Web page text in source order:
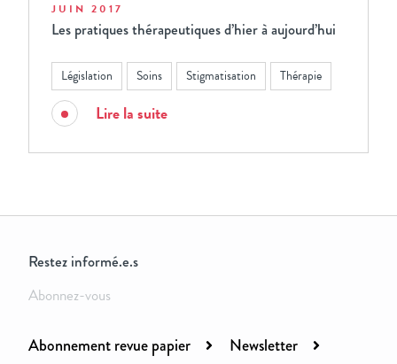
JUIN 2017
Les pratiques thérapeutiques d’hier à aujourd’hui
Législation Soins Stigmatisation Thérapie
Lire la suite
Restez informé.e.s
Abonnez-vous
Abonnement revue papier Newsletter